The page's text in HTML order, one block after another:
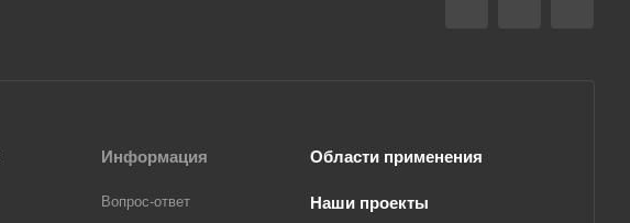
Информация
Вопрос-ответ
Области применения
Наши проекты